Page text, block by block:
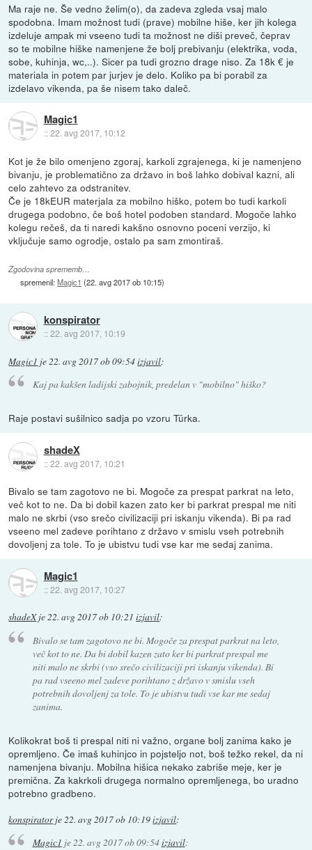
Ma raje ne. Še vedno želim(o), da zadeva zgleda vsaj malo
spodobna. Imam možnost tudi (prave) mobilne hiše, ker jih kolega
izdeluje ampak mi vseeno tudi ta možnost ne diši preveč, čeprav
so te mobilne hiške namenjene že bolj prebivanju (elektrika, voda,
sobe, kuhinja, wc,..). Sicer pa tudi grozno drage niso. Za 18k € je
materiala in potem par jurjev je delo. Koliko pa bi porabil za
izdelavo vikenda, pa še nisem tako daleč.
Magic1
::22. avg 2017, 10:12
Kot je že bilo omenjeno zgoraj, karkoli zgrajenega, ki je namenjeno
bivanju, je problematično za državo in boš lahko dobival kazni, ali
celo zahtevo za odstranitev.
Če je 18kEUR materjala za mobilno hiško, potem bo tudi karkoli
drugega podobno, če boš hotel podoben standard. Mogoče lahko
kolegu rečeš, da ti naredi kakšno osnovno poceni verzijo, ki
vključuje samo ogrodje, ostalo pa sam zmontiraš.
Zgodovina sprememb…
spremenil:Magic1 (22. avg 2017 ob 10:15)
konspirator
::22. avg 2017, 10:19
Magic1 je22. avg 2017 ob 09:54izjavil:
Kaj pa kakšen ladijski zabojnik, predelan v "mobilno" hiško?
Raje postavi sušilnico sadja po vzoru Türka.
shadeX
::22. avg 2017, 10:21
Bivalo se tam zagotovo ne bi. Mogoče za prespat parkrat na leto,
več kot to ne. Da bi dobil kazen zato ker bi parkrat prespal me niti
malo ne skrbi (vso srečo civilizaciji pri iskanju vikenda). Bi pa rad
vseeno mel zadeve porihtano z državo v smislu vseh potrebnih
dovoljenj za tole. To je ubistvu tudi vse kar me sedaj zanima.
Magic1
::22. avg 2017, 10:27
shadeXje22. avg 2017 ob 10:21 izjavil:
Bivalo se tam zagotovo ne bi. Mogoče za prespat parkrat na leto,
več kot to ne. Da bi dobil kazen zato ker bi parkrat prespal me
niti malo ne skrbi (vso srečo civilizaciji pri iskanju vikenda). Bi
pa rad vseeno mel zadeve porihtano z državo v smislu vseh
potrebnih dovoljenj za tole. To je ubistvu tudi vse kar me sedaj
zanima.
Kolikokrat boš ti prespal niti ni važno, organe bolj zanima kako je
opremljeno. Če imaš kuhinjco in pojsteljo not, boš težko rekel, da ni
namenjena bivanju. Mobilna hišica nekako zabriše meje, ker je
premična. Za kakrkoli drugega normalno opremljenega, bo uradno
potrebno gradbeno.
konspiratorje22. avg 2017 ob 10:19izjavil:
Magic1 je22. avg 2017 ob 09:54izjavil: